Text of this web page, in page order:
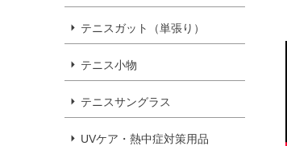
テニスガット（単張り）
テニス小物
テニスサングラス
UVケア・熱中症対策用品